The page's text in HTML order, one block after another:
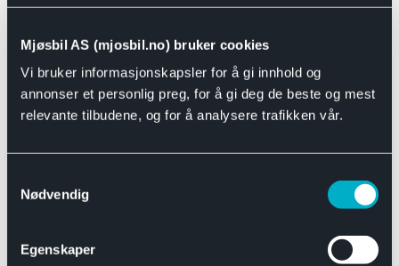
Mjøsbil AS (mjosbil.no) bruker cookies
Vi bruker informasjonskapsler for å gi innhold og
annonser et personlig preg, for å gi deg de beste og mest
relevante tilbudene, og for å analysere trafikken vår.
Nødvendig
Egenskaper
Motor og drivverk
Se alle Universal
Bremsedeler
Se alle Bremsedeler
Bremsenippler
Drivline og motor
Se alle Drivline og motor
Eksosanlegg